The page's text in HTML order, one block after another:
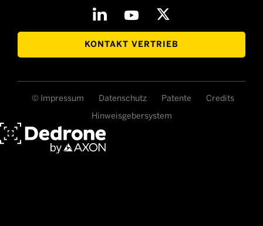
KONTAKT VERTRIEB
© Impressum Datenschutz Patente
Credits
Hinweisgebersystem